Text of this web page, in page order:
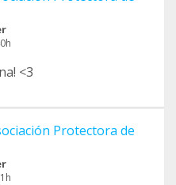
<3
Protectora de